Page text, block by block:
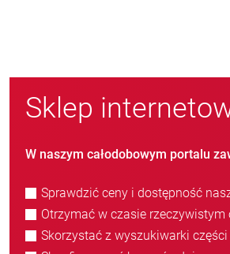
Sklep
W naszym całodobowym portalu
Sprawdzić ceny i dostępność
Otrzymać w czasie
Skorzystać z wyszukiwarki